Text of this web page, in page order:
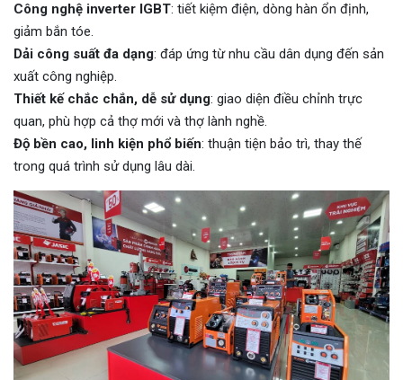
Công nghệ inverter IGBT: tiết kiệm điện, dòng hàn ổn định,
giảm bắn tóe.
Dải công suất đa dạng: đáp ứng từ nhu cầu dân dụng đến sản
xuất công nghiệp.
Thiết kế chắc chắn, dễ sử dụng: giao diện điều chỉnh trực
quan, phù hợp cả thợ mới và thợ lành nghề.
Độ bền cao, linh kiện phổ biến: thuận tiện bảo trì, thay thế
trong quá trình sử dụng lâu dài.